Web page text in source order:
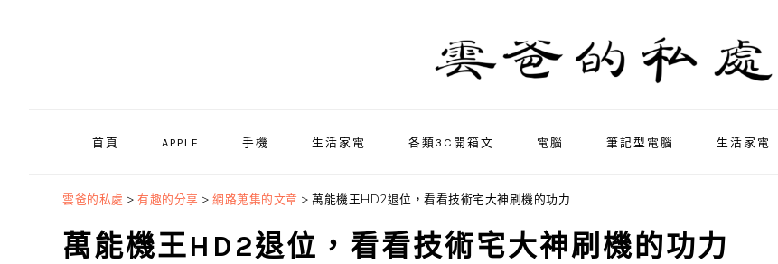
首頁 APPLE 手機 生活家電 各類3C開箱文 電腦 筆記型電腦 生活家電
雲爸的私處 > 有趣的分享 > 網路蒐集的文章 > 萬能機王HD2退位，看看技術宅大神刷機的功力
萬能機王HD2退位，看看技術宅大神刷機的功力